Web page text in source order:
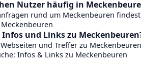
Nutzer häufig in
rund um Meckenbeuren
und Links zu
und Treffer zu
Infos & Links zu Meckenbeuren